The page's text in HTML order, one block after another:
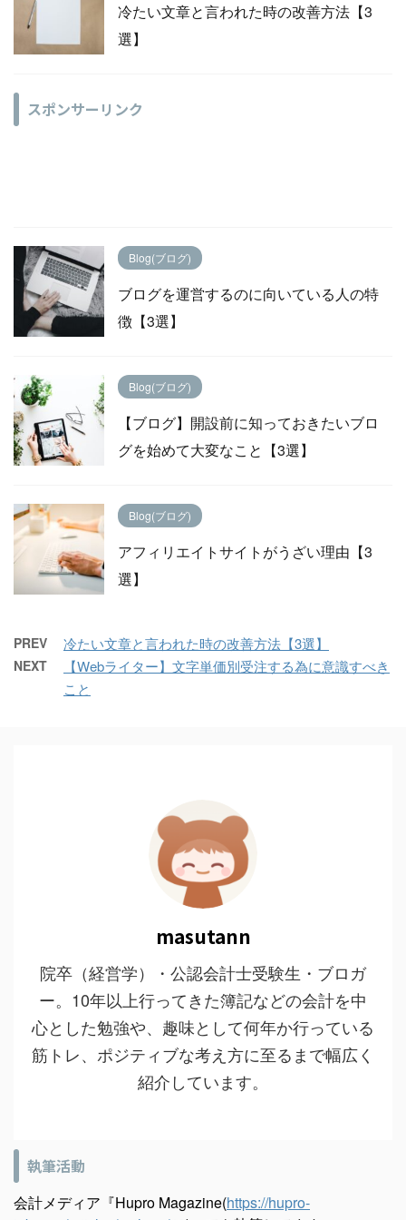
冷たい文章と言われた時の改善方法【3
選】
スポンサーリンク
Blog(ブログ)
ブログを運営するのに向いている人の特
徴【3選】
Blog(ブログ)
【ブログ】開設前に知っておきたいブロ
グを始めて大変なこと【3選】
Blog(ブログ)
アフィリエイトサイトがうざい理由【3
選】
PREV 冷たい文章と言われた時の改善方法【3選】
NEXT
【Webライター】文字単価別受注する為に意識すべき
こと
masutann
院卒（経営学）・公認会計士受験生・ブロガ
ー。10年以上行ってきた簿記などの会計を中
心とした勉強や、趣味として何年か行っている
筋トレ、ポジティブな考え方に至るまで幅広く
紹介しています。
執筆活動
会計メディア『Hupro Magazine(https://hupro-